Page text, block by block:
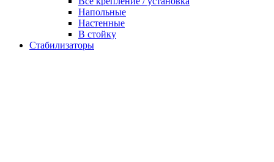
Напольные
Настенные
В стойку
Стабилизаторы